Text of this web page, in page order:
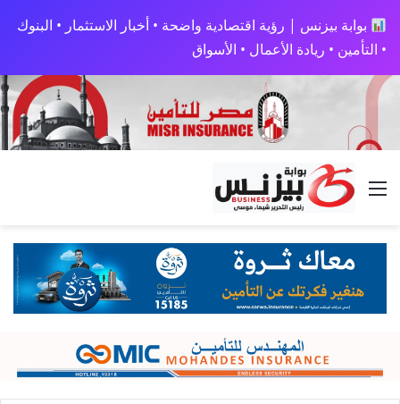
بوابة بيزنس | رؤية اقتصادية واضحة • أخبار الاستثمار • البنوك
• التأمين • ريادة الأعمال • الأسواق
القائمة